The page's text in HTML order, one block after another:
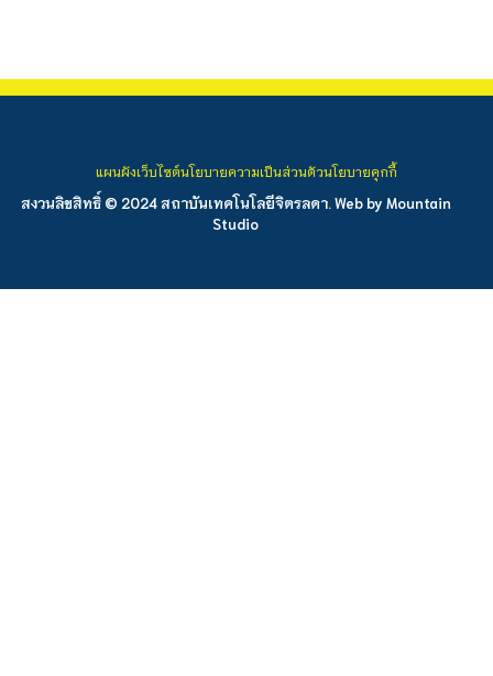
สงวนลิขสิทธิ์ © 2024 สถาบันเทคโนโลยีจิตรลดา. Web by Mountain
Studio
แผนผังเว็บไซต์นโยบายความเป็นส่วนตัวนโยบายคุกกี้